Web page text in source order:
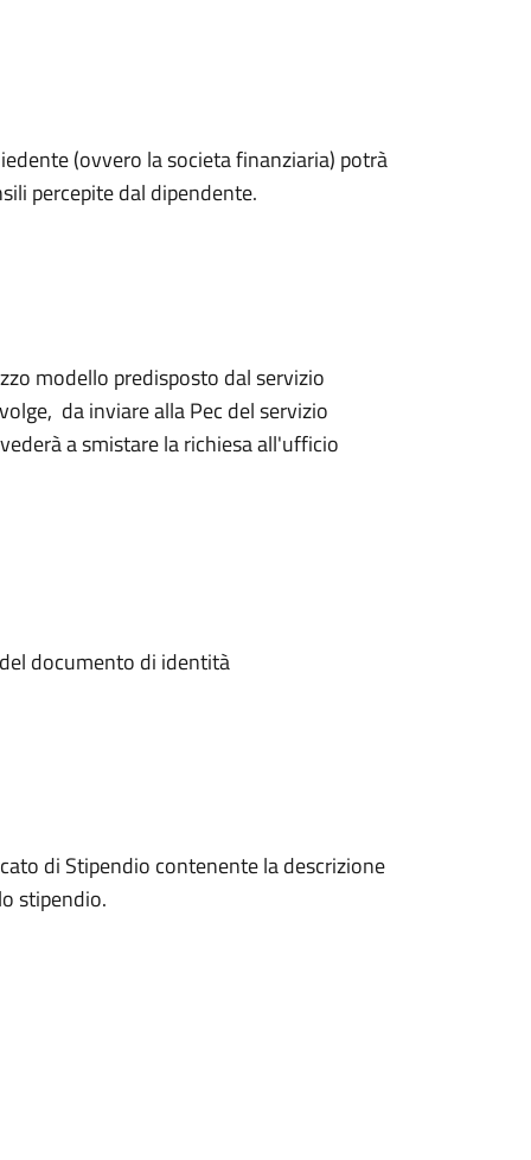
(ovvero la societa finanziaria) potrà
percepite dal dipendente.
modello predisposto dal servizio
da inviare alla Pec del servizio
a smistare la richiesa all'ufficio
documento di identità
di Stipendio contenente la descrizione
stipendio.